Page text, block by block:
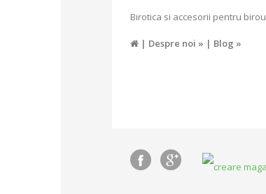
Birotica si accesorii pentru birou
| Despre noi » | Blog »